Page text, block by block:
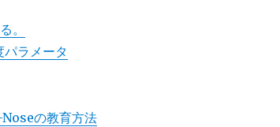
。
ラメータ
の教育方法